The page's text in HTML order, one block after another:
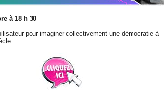
à 18 h 30
pour imaginer collectivement une démocratie à